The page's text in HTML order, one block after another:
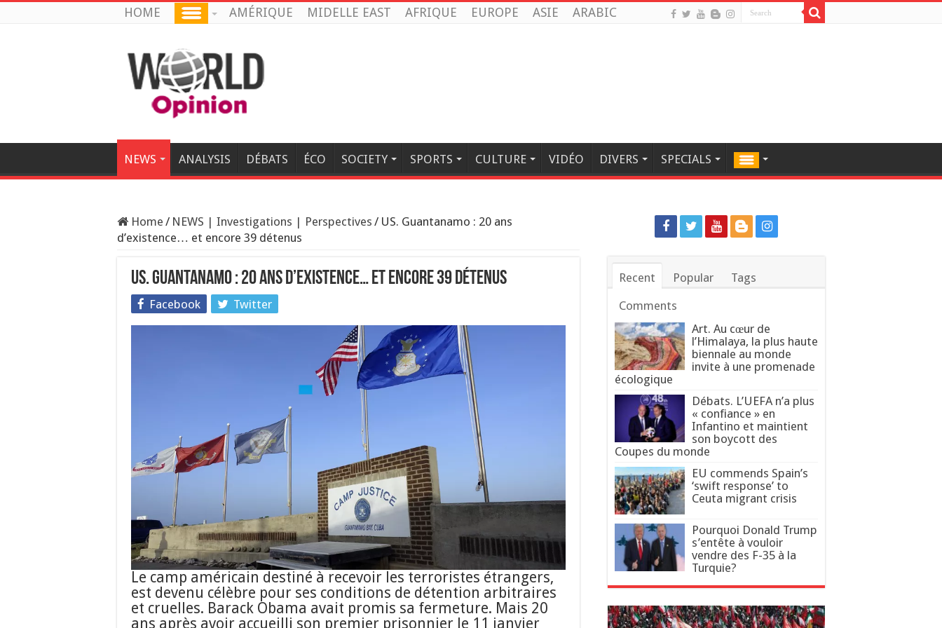
HOME AMÉRIQUE MIDELLE EAST AFRIQUE EUROPE ASIE ARABIC
NEWS ANALYSIS DÉBATS ÉCO SOCIETY SPORTS CULTURE VIDÉO DIVERS SPECIALS
Home / NEWS | Investigations | Perspectives / US. Guantanamo : 20 ans
d’existence… et encore 39 détenus
US. Guantanamo : 20 ans d’existence… et encore 39 détenus
Facebook Twitter
Le camp américain destiné à recevoir les terroristes étrangers,
est devenu célèbre pour ses conditions de détention arbitraires
et cruelles. Barack Obama avait promis sa fermeture. Mais 20
ans après avoir accueilli son premier prisonnier le 11 janvier
Recent Popular
Tags
Comments
Art. Au cœur de
l’Himalaya, la plus haute
biennale au monde
invite à une promenade
écologique
Débats. L’UEFA n’a plus
« confiance » en
Infantino et maintient
son boycott des
Coupes du monde
EU commends Spain’s
‘swift response’ to
Ceuta migrant crisis
Pourquoi Donald Trump
s’entête à vouloir
vendre des F-35 à la
Turquie?